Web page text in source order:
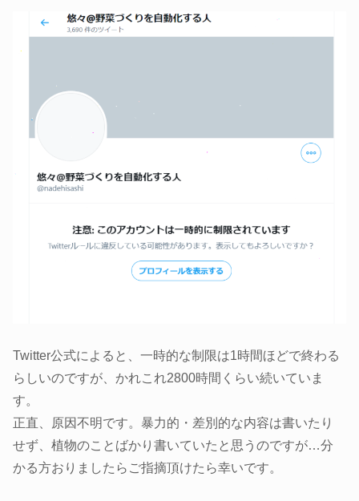
Twitter公式によると、一時的な制限は1時間ほどで終わる
らしいのですが、かれこれ2800時間くらい続いていま
す。
正直、原因不明です。暴力的・差別的な内容は書いたり
せず、植物のことばかり書いていたと思うのですが…分
かる方おりましたらご指摘頂けたら幸いです。